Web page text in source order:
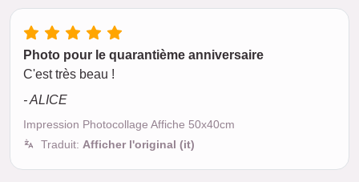
Photo pour le quarantième anniversaire
C'est très beau !
- ALICE
Impression Photocollage Affiche 50x40cm
Traduit: Afficher l'original (it)